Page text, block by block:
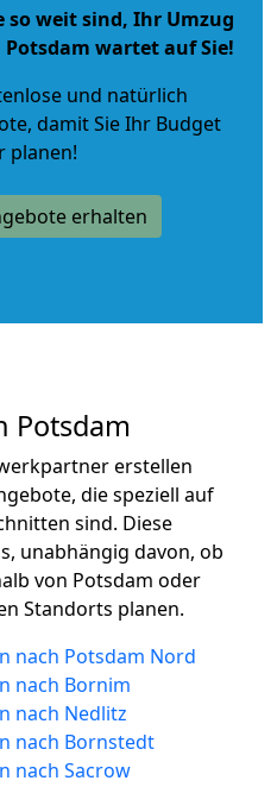
so weit sind, Ihr Umzug
wartet auf Sie!
und natürlich
, damit Sie Ihr Budget
planen!
erhalten
Potsdam
erstellen
die speziell auf
sind. Diese
unabhängig davon, ob
von Potsdam oder
Standorts planen.
nach Potsdam Nord
nach Bornim
nach Nedlitz
nach Bornstedt
nach Sacrow